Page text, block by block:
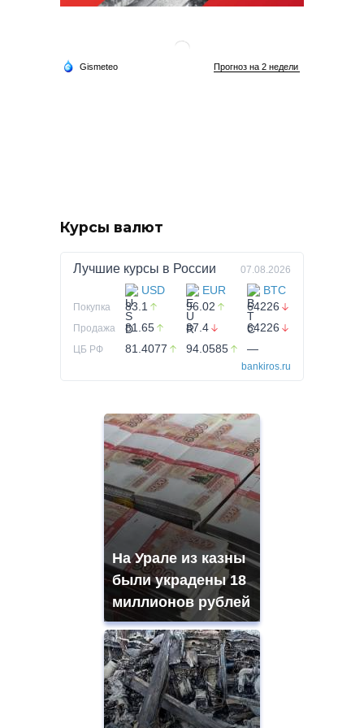
Курсы валют
Лучшие курсы в России 07.08.2026
USD EUR BTC
Покупка 83.1 96.02 64226
Продажа 81.65 87.4 64226
ЦБ РФ 81.4077 94.0585 —
bankiros.ru
На Урале из казны
были украдены 18
миллионов рублей